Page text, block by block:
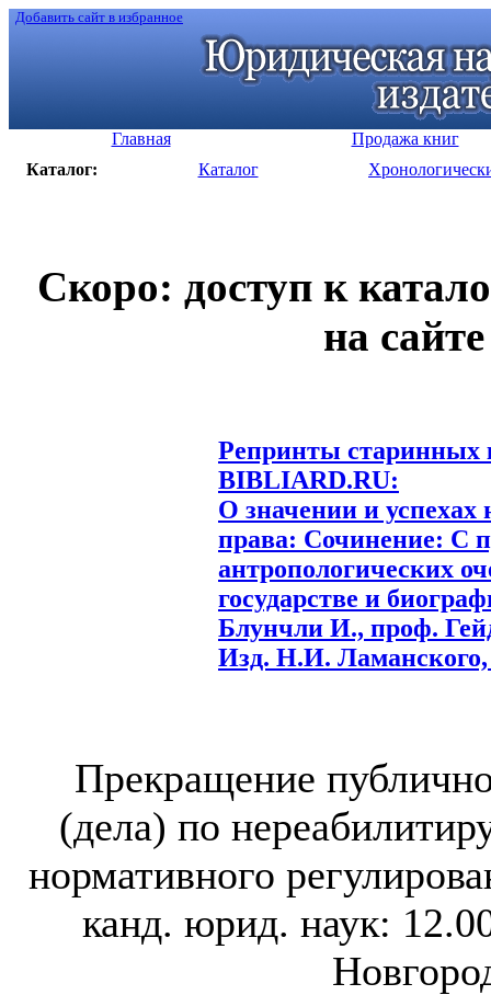
Добавить сайт в избранное
Главная
Продажа книг
Каталог:
Каталог
Скоро: доступ к
на
Репринты старинных
BIBLIARD.RU:
О значении и успехах
права: Сочинение: С
антропологических
государстве и
Блунчли И., проф.
Изд. Н.И. Ламанского,
Прекращение
(дела) по
нормативного
канд. юрид. наук: